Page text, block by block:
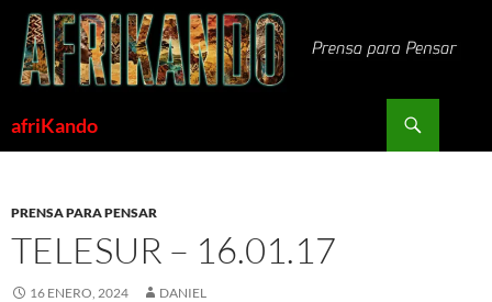
Saltar
contenido
afriKando
PRENSA PARA PENSAR
TELESUR – 16.01.17
16 ENERO, 2024 DANIEL